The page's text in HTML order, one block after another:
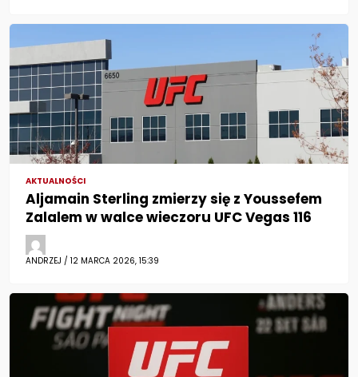
AKTUALNOŚCI
Aljamain Sterling zmierzy się z Youssefem
Zalalem w walce wieczoru UFC Vegas 116
ANDRZEJ / 12 MARCA 2026, 15:39